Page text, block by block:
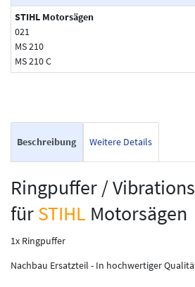
STIHL Motorsägen
021
MS 210
MS 210 C
Beschreibung Weitere Details
Ringpuffer /
fürSTIHL Motorsägen
1x Ringpuffer
Nachbau Ersatzteil - In hochwertiger